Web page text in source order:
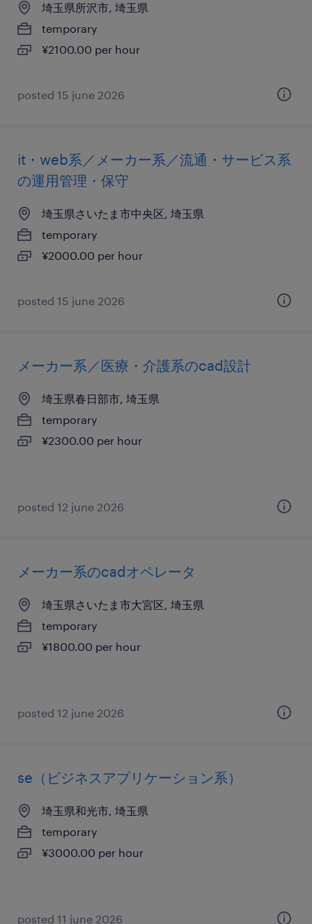
埼玉県所沢市, 埼玉県
temporary
¥2100.00 per hour
posted 15 june 2026
it・web系／メーカー系／流通・サービス系
の運用管理・保守
埼玉県さいたま市中央区, 埼玉県
temporary
¥2000.00 per hour
posted 15 june 2026
メーカー系／医療・介護系のcad設計
埼玉県春日部市, 埼玉県
temporary
¥2300.00 per hour
posted 12 june 2026
メーカー系のcadオペレータ
埼玉県さいたま市大宮区, 埼玉県
temporary
¥1800.00 per hour
posted 12 june 2026
se（ビジネスアプリケーション系）
埼玉県和光市, 埼玉県
temporary
¥3000.00 per hour
posted 11 june 2026